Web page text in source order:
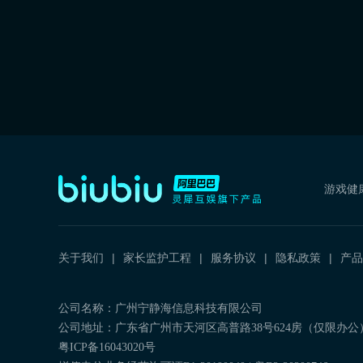
游戏健
关于我们 家长监护工程 服务协议 隐私政策 产
公司名称：广州宁静海信息科技有限公司
公司地址：广东省广州市天河区高普路38号624房（仅限办公
粤ICP备16043020号